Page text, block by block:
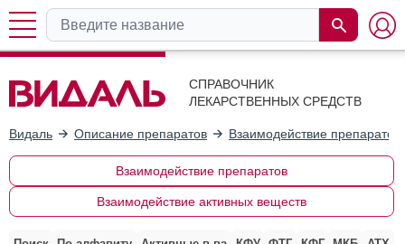
СПРАВОЧНИК
ЛЕКАРСТВЕННЫХ СРЕДСТВ
Видаль Описание препаратов Взаимодействие препаратов
Взаимодействие препаратов
Взаимодействие активных веществ